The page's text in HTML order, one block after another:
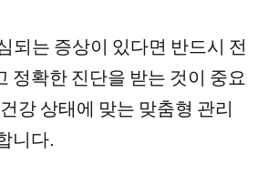
되는 증상이 있다면 반드시 전
정확한 진단을 받는 것이 중요
강 상태에 맞는 맞춤형 관리
니다.